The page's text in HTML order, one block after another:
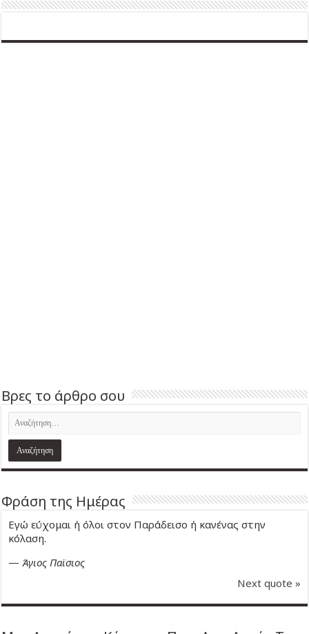
Βρες το άρθρο σου
Φράση της Ημέρας
Εγώ εύχομαι ή όλοι στον Παράδεισο ή κανένας στην
κόλαση.
—Άγιος Παϊσιος
Next quote »